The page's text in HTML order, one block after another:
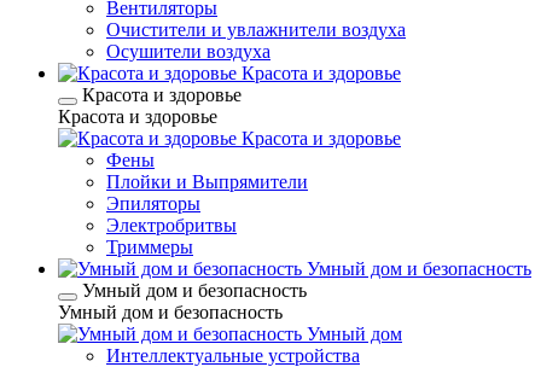
Вентиляторы
Очистители и увлажнители воздуха
Осушители воздуха
Красота и здоровье
Красота и здоровье
Красота и здоровье
Красота и здоровье
Фены
Плойки и Выпрямители
Эпиляторы
Электробритвы
Триммеры
Умный дом и безопасность
Умный дом и безопасность
Умный дом и безопасность
Умный дом
Интеллектуальные устройства